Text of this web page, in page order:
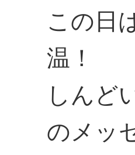
この日
温！
しんど
のメッ